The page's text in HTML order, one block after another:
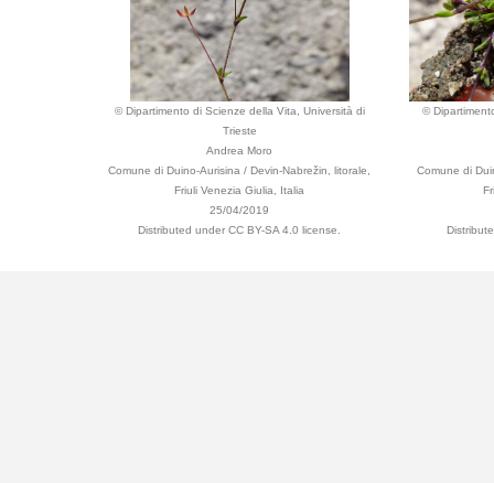
© Dipartimento di Scienze della Vita, Università di
Trieste
Andrea Moro
Comune di Duino-Aurisina / Devin-Nabrežin, litorale,
Friuli Venezia Giulia, Italia
25/04/2019
Distributed under CC BY-SA 4.0 license.
©
Comune di